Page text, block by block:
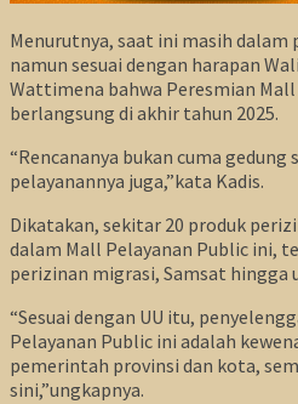
Menurutnya, saat ini masih dalam
namun sesuai dengan harapan
Wattimena bahwa Peresmian
berlangsung di akhir tahun 2025.
“Rencananya bukan cuma
pelayanannya juga,”kata Kadis.
Dikatakan, sekitar 20 produk
dalam Mall Pelayanan Public ini,
perizinan migrasi, Samsat hingga
“Sesuai dengan UU itu,
Pelayanan Public ini adalah
pemerintah provinsi dan kota,
sini,”ungkapnya.